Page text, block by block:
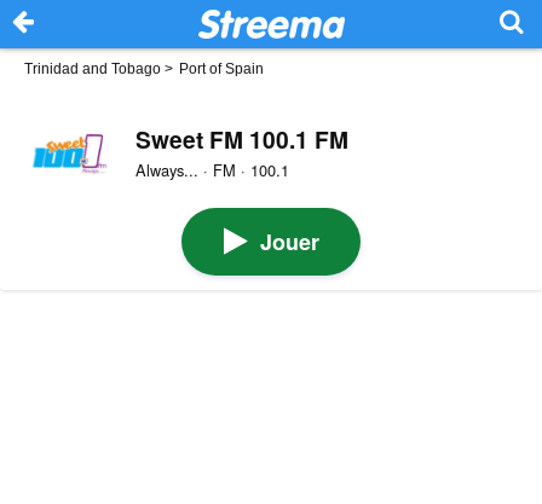
Trinidad and Tobago > Port of Spain
Sweet FM 100.1 FM
Always... · FM · 100.1
Jouer